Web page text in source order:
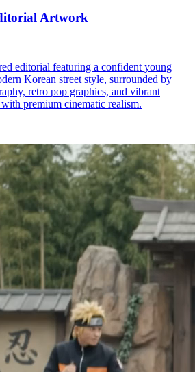
Artwork
editorial featuring a confident young
Korean street style, surrounded by
retro pop graphics, and vibrant
premium cinematic realism.